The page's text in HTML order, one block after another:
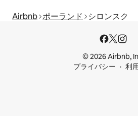
Airbnb ポーランド シロンスク
© 2026 Airbnb,
プライバシー
利